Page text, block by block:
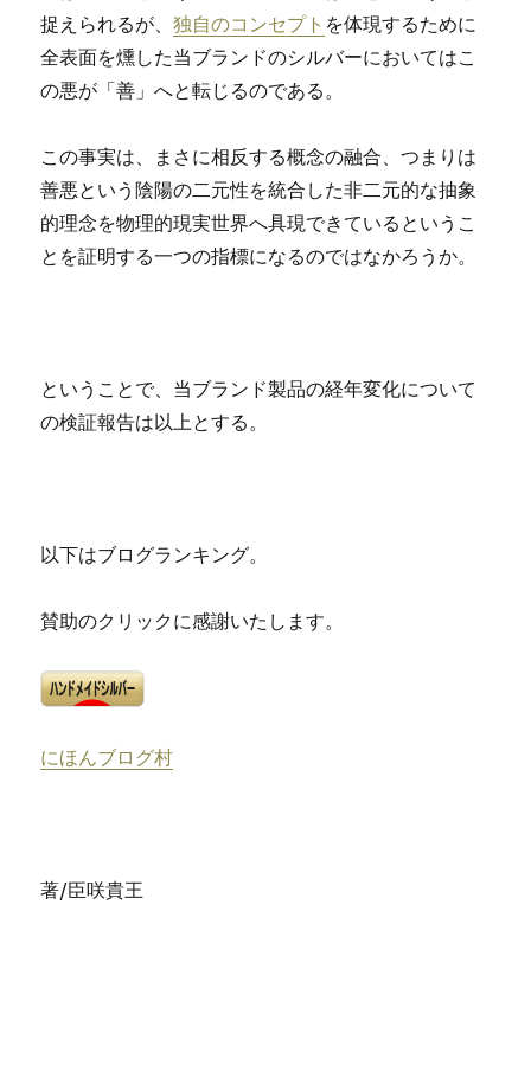
捉えられるが、独自のコンセプト を体現するために
全表面を燻した当ブランドのシルバーにおいてはこ
の悪が「善」へと転じるのである。
この事実は、まさに相反する概念の融合、つまりは
善悪という陰陽の二元性を統合した非二元的な抽象
的理念を物理的現実世界へ具現できているというこ
とを証明する一つの指標になるのではなかろうか。
ということで、当ブランド製品の経年変化について
の検証報告は以上とする。
以下はブログランキング。
賛助のクリックに感謝いたします。
にほんブログ村
著/臣咲貴王